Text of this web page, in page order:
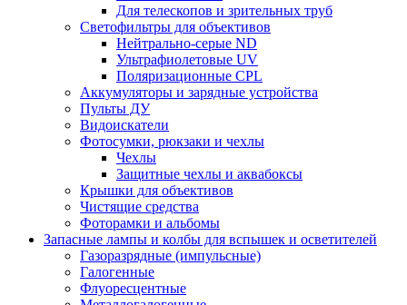
Для телескопов и зрительных труб
Светофильтры для объективов
Нейтрально-серые ND
Ультрафиолетовые UV
Поляризационные CPL
Аккумуляторы и зарядные устройства
Пульты ДУ
Видоискатели
Фотосумки, рюкзаки и чехлы
Чехлы
Защитные чехлы и аквабоксы
Крышки для объективов
Чистящие средства
Фоторамки и альбомы
Запасные лампы и колбы для вспышек и осветителей
Газоразрядные (импульсные)
Галогенные
Флуоресцентные